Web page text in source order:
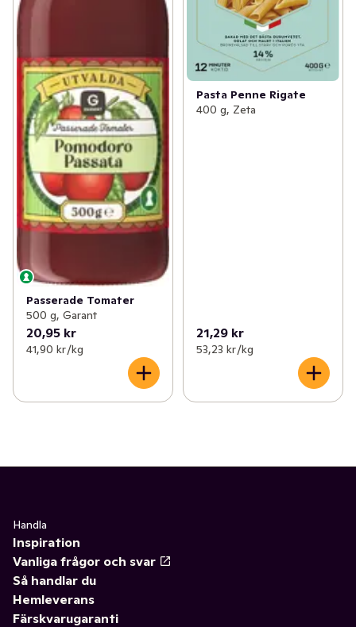
Passerade Tomater
500 g, Garant
20,95 kr
41,90 kr /kg
Pasta Penne Rigate
400 g, Zeta
21,29 kr
53,23 kr /kg
Handla
Inspiration
Vanliga frågor och svar
Så handlar du
Hemleverans
Färskvarugaranti